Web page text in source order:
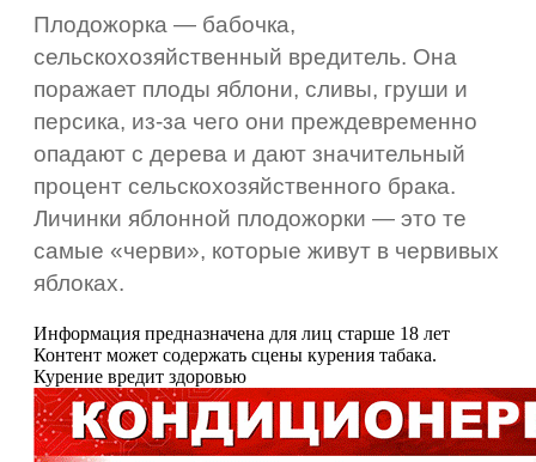
Плодожорка — бабочка,
сельскохозяйственный вредитель. Она
поражает плоды яблони, сливы, груши и
персика, из‑за чего они преждевременно
опадают с дерева и дают значительный
процент сельскохозяйственного брака.
Личинки яблонной плодожорки — это те
самые «черви», которые живут в червивых
яблоках.
Информация предназначена для лиц старше 18 лет
Контент может содержать сцены курения табака.
Курение вредит здоровью